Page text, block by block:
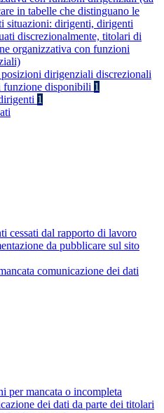
in tabelle che distinguano le
situazioni: dirigenti, dirigenti
discrezionalmente, titolari di
organizzativa con funzioni
dirigenziali discrezionali
funzione disponibili 1
1
cessati dal rapporto di lavoro
da pubblicare sul sito
comunicazione dei dati
per mancata o incompleta
dei dati da parte dei titolari